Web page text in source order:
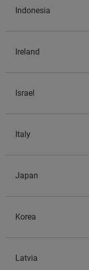
Indonesia
Ireland
Israel
Italy
Japan
Korea
Latvia